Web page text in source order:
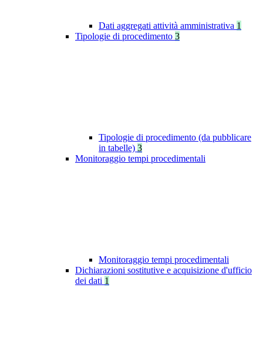
Dati aggregati attività amministrativa 1
Tipologie di procedimento 3
Tipologie di procedimento (da pubblicare
in tabelle) 3
Monitoraggio tempi procedimentali
Monitoraggio tempi procedimentali
Dichiarazioni sostitutive e acquisizione d'ufficio
dei dati 1